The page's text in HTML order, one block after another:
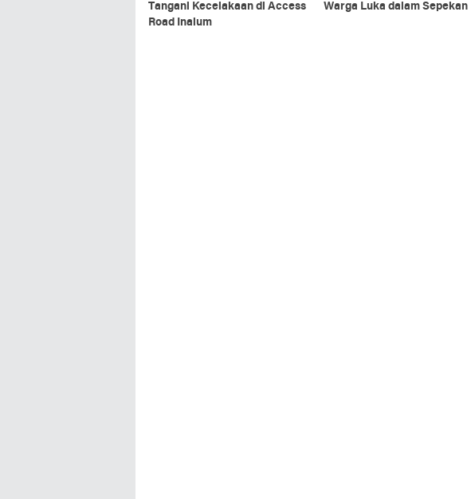
Tangani Kecelakaan di Access
Road Inalum
Warga Luka dalam Sepekan